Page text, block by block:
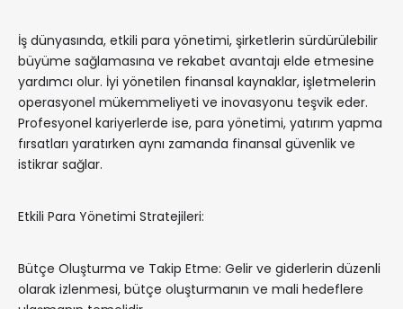
İş dünyasında, etkili para yönetimi, şirketlerin sürdürülebilir
büyüme sağlamasına ve rekabet avantajı elde etmesine
yardımcı olur. İyi yönetilen finansal kaynaklar, işletmelerin
operasyonel mükemmeliyeti ve inovasyonu teşvik eder.
Profesyonel kariyerlerde ise, para yönetimi, yatırım yapma
fırsatları yaratırken aynı zamanda finansal güvenlik ve
istikrar sağlar.
Etkili Para Yönetimi Stratejileri:
Bütçe Oluşturma ve Takip Etme: Gelir ve giderlerin düzenli
olarak izlenmesi, bütçe oluşturmanın ve mali hedeflere